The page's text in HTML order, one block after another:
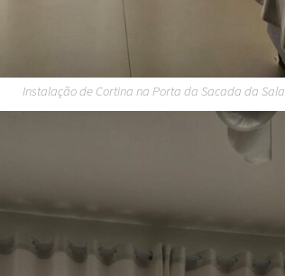
Instalação de Cortina na Porta da Sacada da Sala